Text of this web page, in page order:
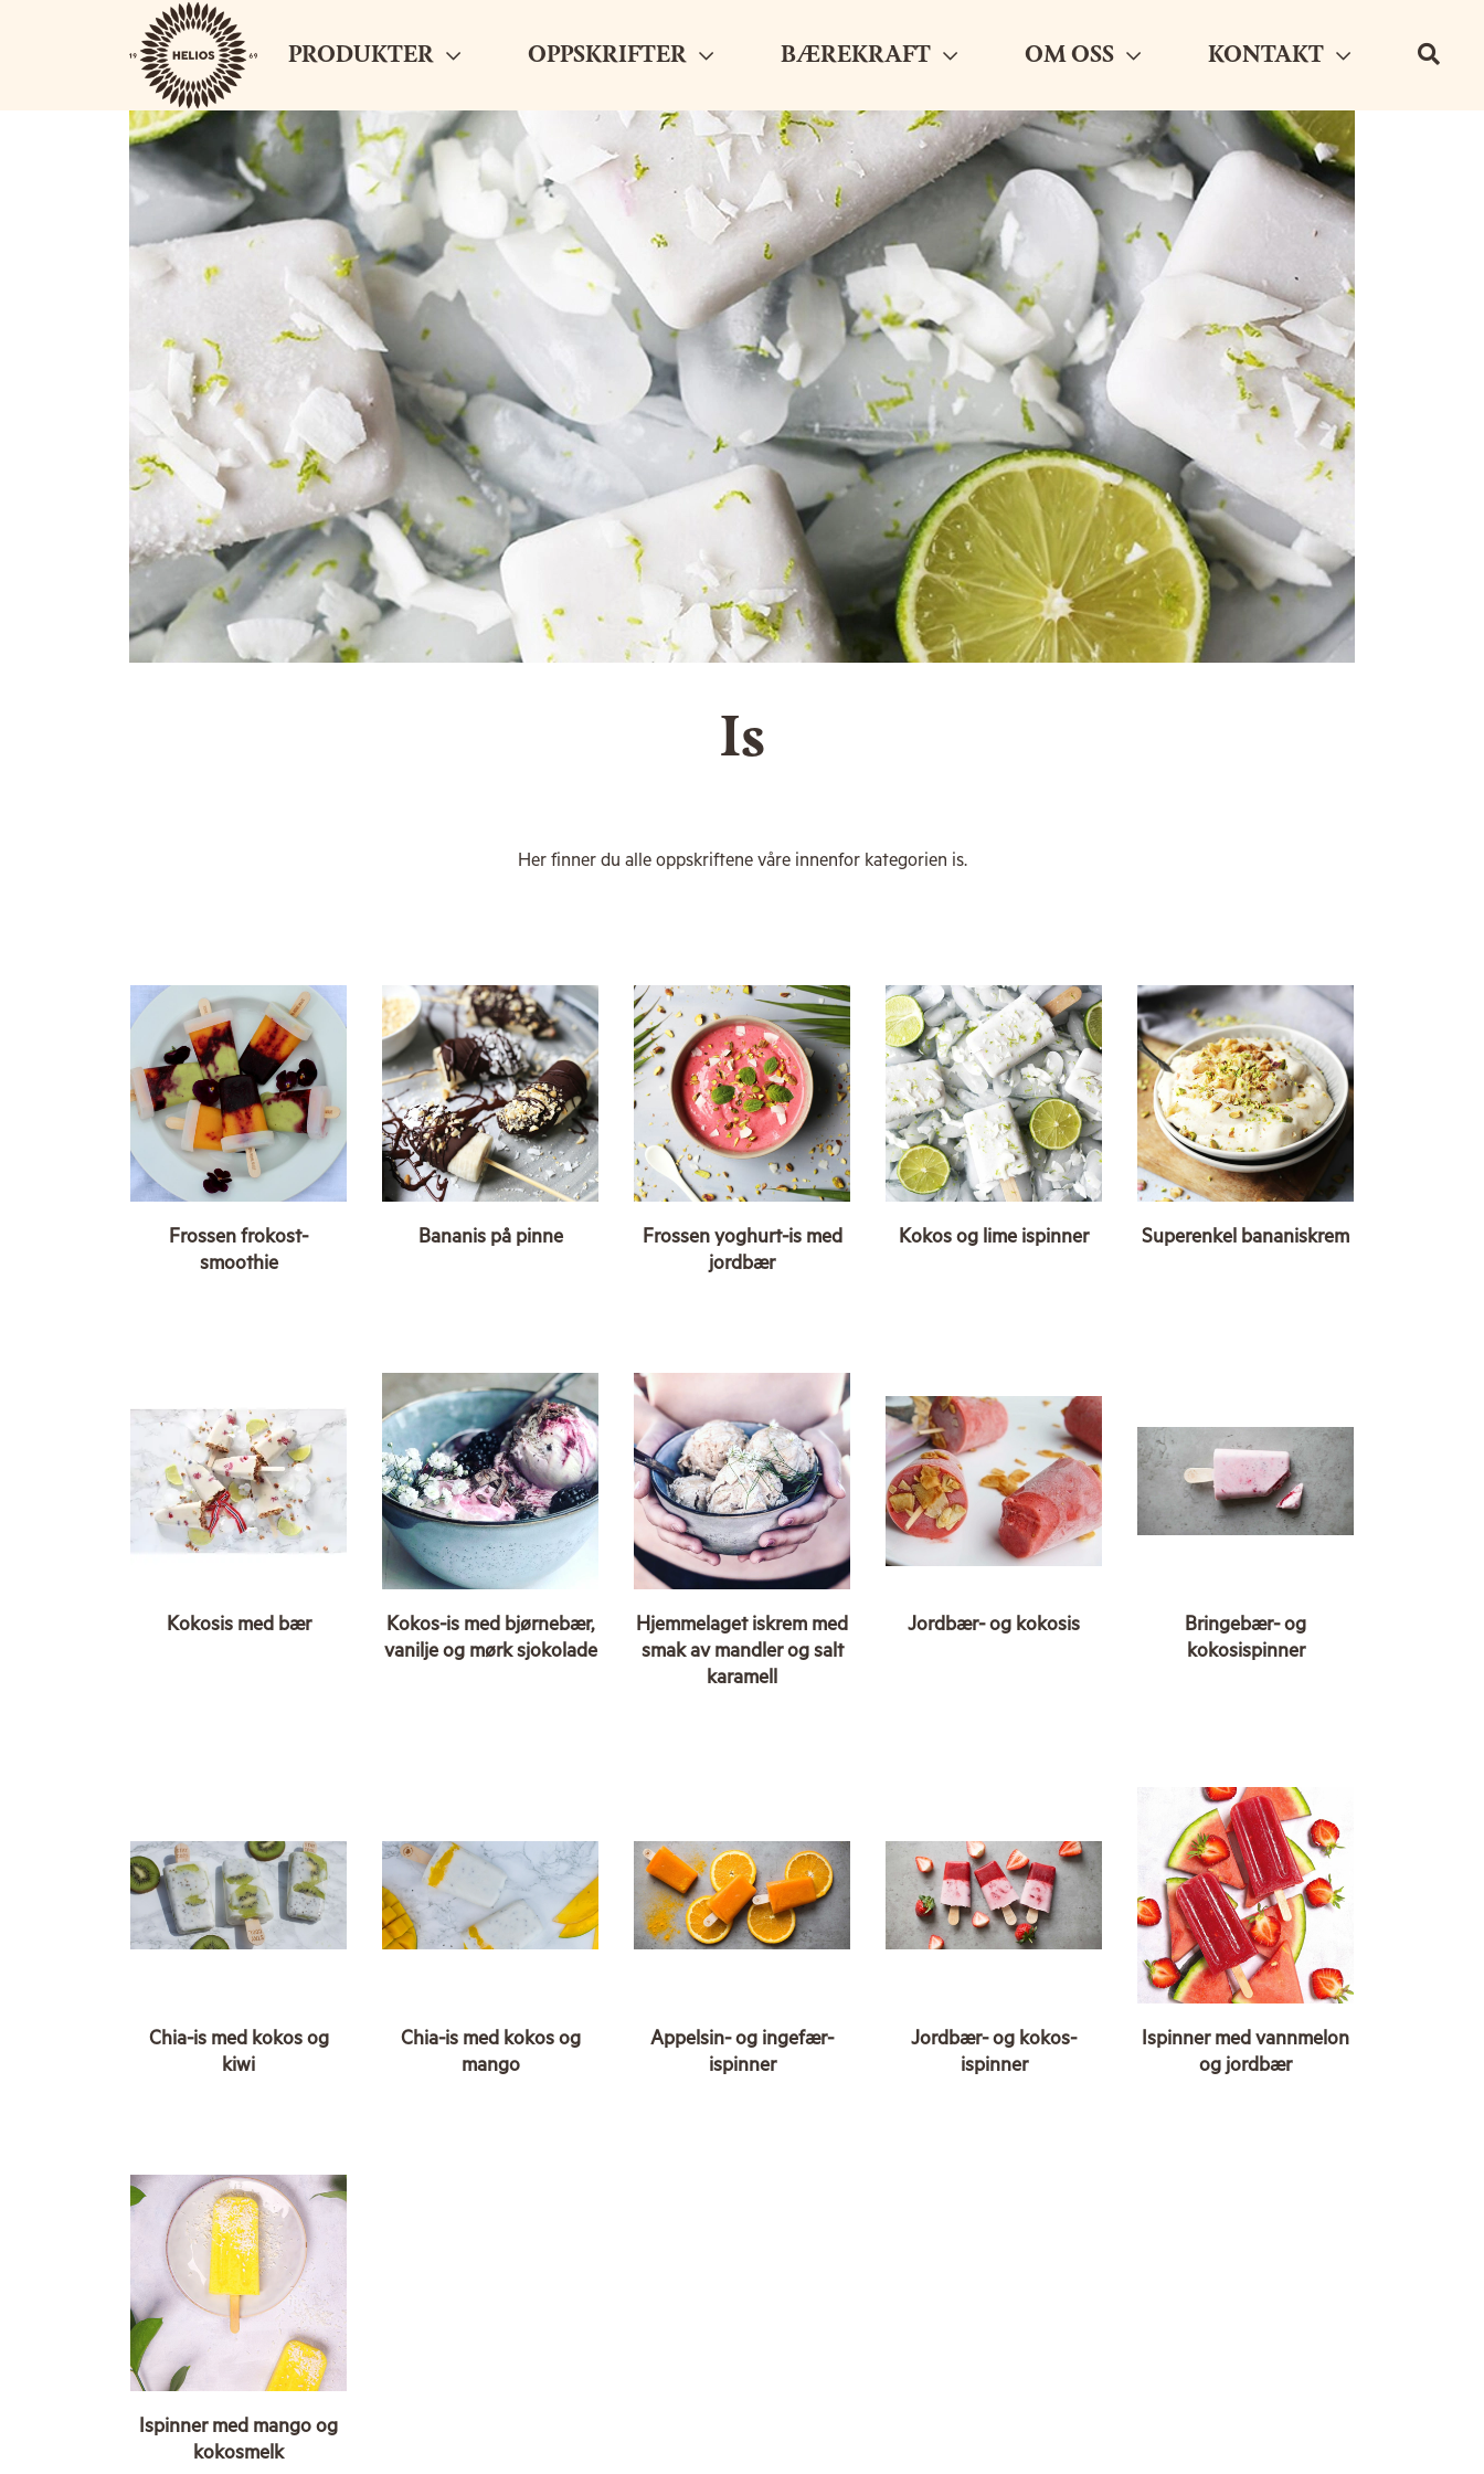
PRODUKTER OPPSKRIFTER BÆREKRAFT OM OSS KONTAKT
Is
Her finner du alle oppskriftene våre innenfor kategorien is.
Frossen frokost-
smoothie
Bananis på pinne
Frossen yoghurt-is med
jordbær
Kokos og lime ispinner Superenkel bananiskrem
Kokosis med bær
Kokos-is med bjørnebær,
vanilje og mørk sjokolade
Hjemmelaget iskrem med
smak av mandler og salt
karamell
Jordbær- og kokosis
Bringebær- og
kokosispinner
Chia-is med kokos og
kiwi
Chia-is med kokos og
mango
Appelsin- og ingefær-
ispinner
Jordbær- og kokos-
ispinner
Ispinner med vannmelon
og jordbær
Ispinner med mango og
kokosmelk